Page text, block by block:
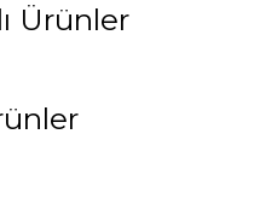
Ürünler